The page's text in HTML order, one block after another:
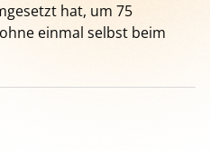
hat, um 75
einmal selbst beim